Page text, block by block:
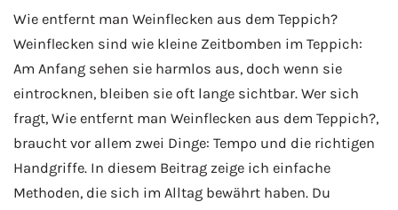
Wie entfernt man Weinflecken aus dem Teppich?
Weinflecken sind wie kleine Zeitbomben im Teppich:
Am Anfang sehen sie harmlos aus, doch wenn sie
eintrocknen, bleiben sie oft lange sichtbar. Wer sich
fragt, Wie entfernt man Weinflecken aus dem Teppich?,
braucht vor allem zwei Dinge: Tempo und die richtigen
Handgriffe. In diesem Beitrag zeige ich einfache
Methoden, die sich im Alltag bewährt haben. Du